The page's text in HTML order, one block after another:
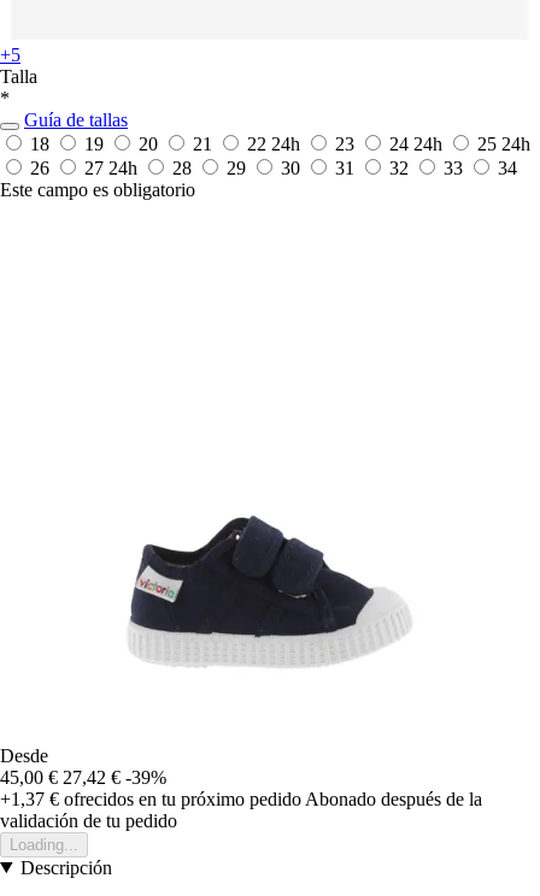
+5
Talla
*
Guía de tallas
18
19 20 21 22 24h 23 24 24h 25 24h
26
27 24h 28 29 30 31 32 33
34
Este campo es obligatorio
Desde
45,00 € 27,42 € -39%
+1,37 € ofrecidos en tu próximo pedido Abonado después de la
validación de tu pedido
Loading...
Descripción